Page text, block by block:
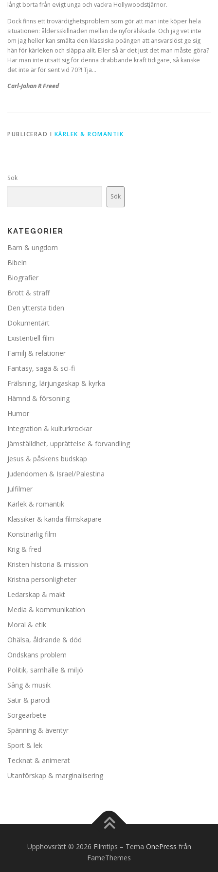
långt borta från evigt unga och vackra Hollywoodstjärnor.
Dock finns ett trovärdighetsproblem som gör att man inte köper hela
situationen: åldersskillnaden mellan de nyförälskade. Och jag vet inte
om jag heller kan smälta den klassiska poängen att ansvarslöst ge sig
hän för kärleken och släppa allt. Eller så är det just det man måste göra?
Har man inte utsatt sig för denna drabbande kraft tidigare, så kanske
det inte är för sent vid 70?! Tja…
Carl-Johan R Freed
PUBLICERAD I KÄRLEK & ROMANTIK
Sök
Sök
KATEGORIER
Barn & ungdom
Bibeln
Biografier
Brott & straff
Den yttersta tiden
Dokumentärt
Existentiell film
Familj & relationer
Fantasy, saga & sci-fi
Frälsning, lärjungaskap & kyrka
Hämnd & försoning
Humor
Integration & kulturkrockar
Jämställdhet, upprättelse & förvandling
Jesus & påskens budskap
Judendomen & Israel/Palestina
Julfilmer
Kärlek & romantik
Klassiker & kända filmskapare
Konstnärlig film
Krig & fred
Kristen historia & mission
Kristna personligheter
Ledarskap & makt
Media & kommunikation
Moral & etik
Ohälsa, åldrande & död
Ondskans problem
Politik, samhälle & miljö
Sång & musik
Satir & parodi
Sorgearbete
Spänning & äventyr
Sport & lek
Tecknat & animerat
Utanförskap & marginalisering
Upphovsrätt © 2026 Filmtips – Tema OnePress från
FameThemes